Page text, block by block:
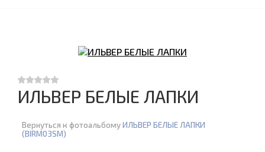
ИЛЬВЕР БЕЛЫЕ ЛАПКИ
Вернуться к фотоальбомуИЛЬВЕР БЕЛЫЕ ЛАПКИ
(BIRM03SM)